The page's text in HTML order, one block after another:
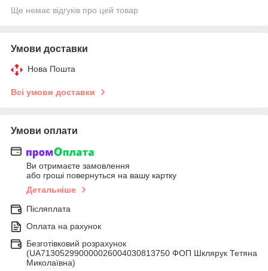
Ще немає відгуків про цей товар
Умови доставки
Нова Пошта
Всі умови доставки
Умови оплати
Ви отримаєте замовлення
або гроші повернуться на вашу картку
Детальніше
Післяплата
Оплата на рахунок
Безготівковий розрахунок
(UA713052990000026004030813750 ФОП Шклярук Тетяна
Миколаївна)